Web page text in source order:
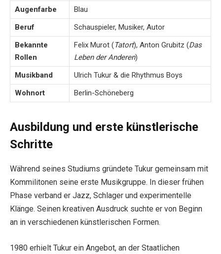
Augenfarbe
Blau
Beruf
Schauspieler, Musiker, Autor
Bekannte
Rollen
Felix Murot (Tatort), Anton Grubitz (Das
Leben der Anderen)
Musikband
Ulrich Tukur & die Rhythmus Boys
Wohnort
Berlin-Schöneberg
Ausbildung und erste künstlerische
Schritte
Während seines Studiums gründete Tukur gemeinsam mit
Kommilitonen seine erste Musikgruppe. In dieser frühen
Phase verband er Jazz, Schlager und experimentelle
Klänge. Seinen kreativen Ausdruck suchte er von Beginn
an in verschiedenen künstlerischen Formen.
1980 erhielt Tukur ein Angebot, an der Staatlichen